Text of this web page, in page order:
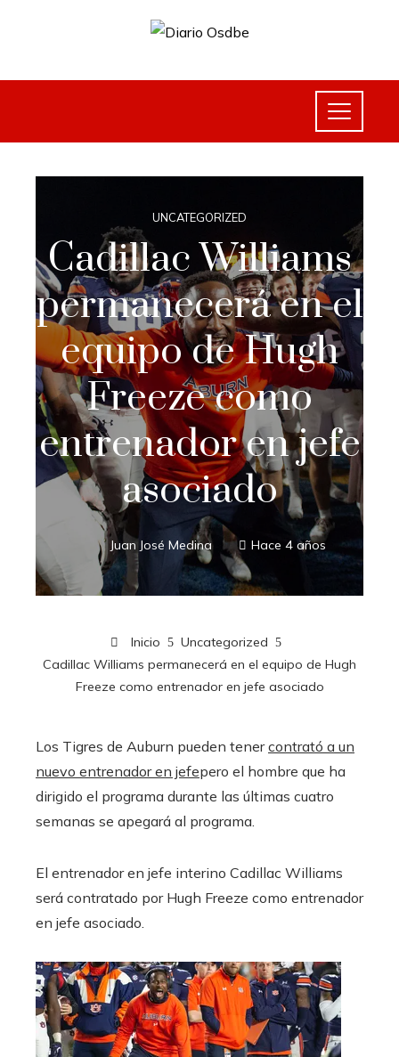
UNCATEGORIZED
Cadillac Williams
permanecerá en el
equipo de Hugh
Freeze como
entrenador en jefe
asociado
Juan José Medina Hace 4 años
Inicio
Uncategorized
Cadillac Williams permanecerá en el equipo de Hugh
Freeze como entrenador en jefe asociado
Los Tigres de Auburn pueden tenercontrató a un
nuevo entrenador en jefepero el hombre que ha
dirigido el programa durante las últimas cuatro
semanas se apegará al programa.
El entrenador en jefe interino Cadillac Williams
será contratado por Hugh Freeze como entrenador
en jefe asociado.